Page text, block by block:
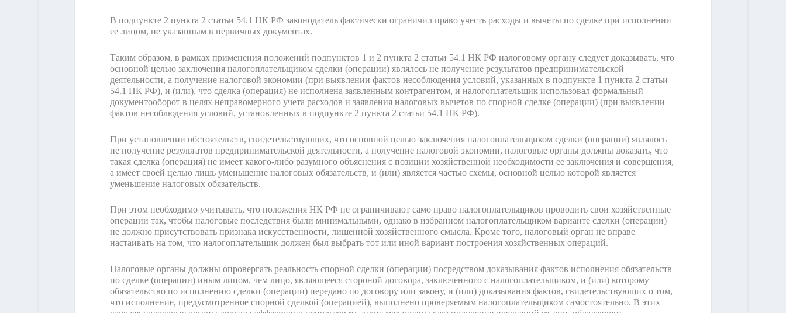
В подпункте 2 пункта 2 статьи 54.1 НК РФ законодатель фактически ограничил право учесть расходы и вычеты по сделке при исполнении
ее лицом, не указанным в первичных документах.
Таким образом, в рамках применения положений подпунктов 1 и 2 пункта 2 статьи 54.1 НК РФ налоговому органу следует доказывать, что
основной целью заключения налогоплательщиком сделки (операции) являлось не получение результатов предпринимательской
деятельности, а получение налоговой экономии (при выявлении фактов несоблюдения условий, указанных в подпункте 1 пункта 2 статьи
54.1 НК РФ), и (или), что сделка (операция) не исполнена заявленным контрагентом, и налогоплательщик использовал формальный
документооборот в целях неправомерного учета расходов и заявления налоговых вычетов по спорной сделке (операции) (при выявлении
фактов несоблюдения условий, установленных в подпункте 2 пункта 2 статьи 54.1 НК РФ).
При установлении обстоятельств, свидетельствующих, что основной целью заключения налогоплательщиком сделки (операции) являлось
не получение результатов предпринимательской деятельности, а получение налоговой экономии, налоговые органы должны доказать, что
такая сделка (операция) не имеет какого-либо разумного объяснения с позиции хозяйственной необходимости ее заключения и совершения,
а имеет своей целью лишь уменьшение налоговых обязательств, и (или) является частью схемы, основной целью которой является
уменьшение налоговых обязательств.
При этом необходимо учитывать, что положения НК РФ не ограничивают само право налогоплательщиков проводить свои хозяйственные
операции так, чтобы налоговые последствия были минимальными, однако в избранном налогоплательщиком варианте сделки (операции)
не должно присутствовать признака искусственности, лишенной хозяйственного смысла. Кроме того, налоговый орган не вправе
настаивать на том, что налогоплательщик должен был выбрать тот или иной вариант построения хозяйственных операций.
Налоговые органы должны опровергать реальность спорной сделки (операции) посредством доказывания фактов исполнения обязательств
по сделке (операции) иным лицом, чем лицо, являющееся стороной договора, заключенного с налогоплательщиком, и (или) которому
обязательство по исполнению сделки (операции) передано по договору или закону, и (или) доказывания фактов, свидетельствующих о том,
что исполнение, предусмотренное спорной сделкой (операцией), выполнено проверяемым налогоплательщиком самостоятельно. В этих